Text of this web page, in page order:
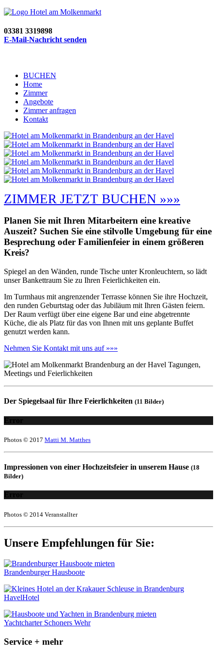
03381 3319898
E-Mail-Nachricht senden
BUCHEN
Home
Zimmer
Angebote
Zimmer anfragen
Kontakt
ZIMMER JETZT BUCHEN »»»
Planen Sie mit Ihren Mitarbeitern eine kreative
Auszeit? Suchen Sie eine stilvolle Umgebung für eine
Besprechung oder Familienfeier in einem größeren
Kreis?
Spiegel an den Wänden, runde Tische unter Kronleuchtern, so lädt
unser Bankettraum Sie zu Ihren Feierlichkeiten ein.
Im Turmhaus mit angrenzender Terrasse können Sie ihre Hochzeit,
den runden Geburtstag oder das Jubiläum mit Ihren Gästen feiern.
Der Raum verfügt über eine eigene Bar und eine abgetrennte
Küche, die als Platz für das von Ihnen mit uns geplante Buffet
genutzt werden kann.
Nehmen Sie Kontakt mit uns auf »»»
Der Spiegelsaal für Ihre Feierlichkeiten (11 Bilder)
Error
Photos © 2017 Matti M. Matthes
Impressionen von einer Hochzeitsfeier in unserem Hause (18
Bilder)
Error
Photos © 2014 Veranstallter
Unsere Empfehlungen für Sie:
Brandenburger Hausboote
HavelHotel
Yachtcharter Schoners Wehr
Service + mehr